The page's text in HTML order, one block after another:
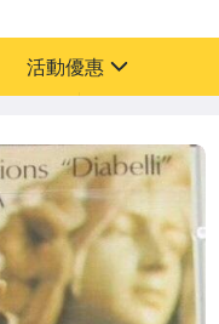
活動優惠